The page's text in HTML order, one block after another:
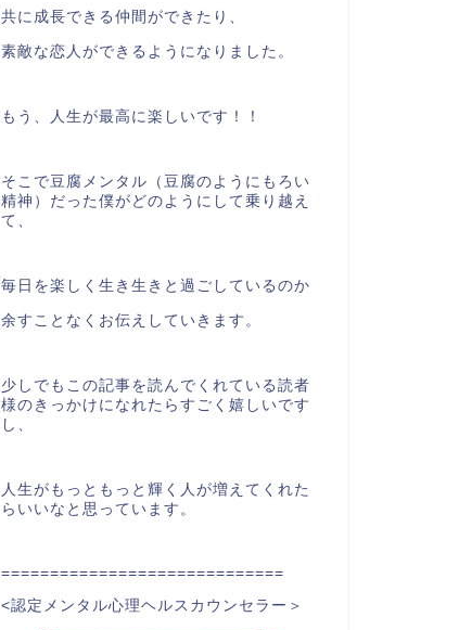
共に成長できる仲間ができたり、
素敵な恋人ができるようになりました。
もう、人生が最高に楽しいです！！
そこで豆腐メンタル（豆腐のようにもろい
精神）だった僕がどのようにして乗り越え
て、
毎日を楽しく生き生きと過ごしているのか
余すことなくお伝えしていきます。
少しでもこの記事を読んでくれている読者
様のきっかけになれたらすごく嬉しいです
し、
人生がもっともっと輝く人が増えてくれた
らいいなと思っています。
=============================
<認定メンタル心理ヘルスカウンセラー＞